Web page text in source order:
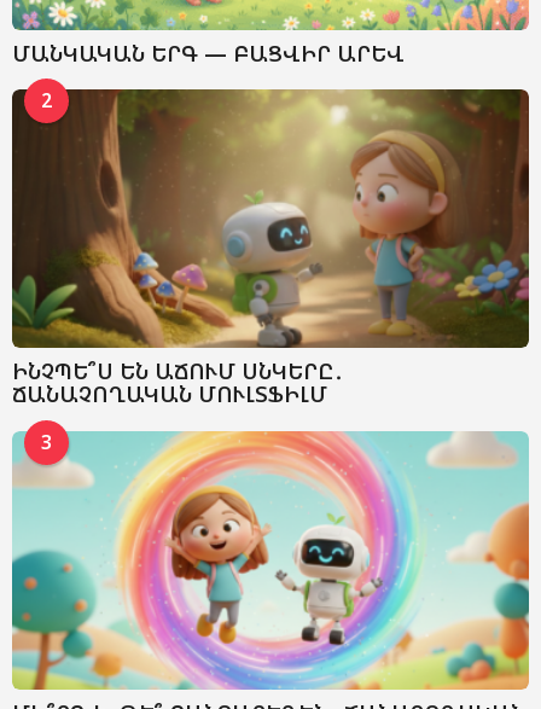
ՄԱՆԿԱԿԱՆ ԵՐԳ — ԲԱՑՎԻՐ ԱՐԵՎ
2
ԻՆՉՊԵ՞Ս ԵՆ ԱՃՈՒՄ ՍՆԿԵՐԸ․
ՃԱՆԱՉՈՂԱԿԱՆ ՄՈՒԼՏՖԻԼՄ
3